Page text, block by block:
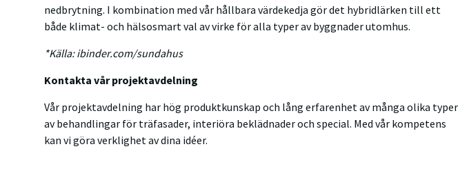
nedbrytning. I kombination med vår hållbara värdekedja gör det hybridlärken till ett
både klimat- och hälsosmart val av virke för alla typer av byggnader utomhus.
*Källa: ibinder.com/sundahus
Kontakta vår projektavdelning
Vår projektavdelning har hög produktkunskap och lång erfarenhet av många olika typer
av behandlingar för träfasader, interiöra beklädnader och special. Med vår kompetens
kan vi göra verklighet av dina idéer.